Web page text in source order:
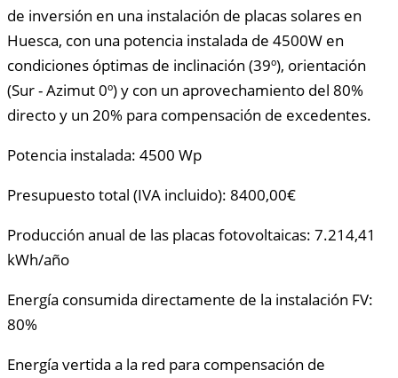
de inversión en una instalación de placas solares en
Huesca, con una potencia instalada de 4500W en
condiciones óptimas de inclinación (39º), orientación
(Sur - Azimut 0º) y con un aprovechamiento del 80%
directo y un 20% para compensación de excedentes.
Potencia instalada: 4500 Wp
Presupuesto total (IVA incluido): 8400,00€
Producción anual de las placas fotovoltaicas: 7.214,41
kWh/año
Energía consumida directamente de la instalación FV:
80%
Energía vertida a la red para compensación de